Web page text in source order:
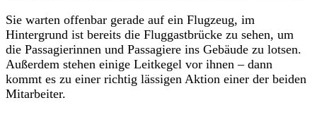
Sie warten offenbar gerade auf ein Flugzeug, im
Hintergrund ist bereits die Fluggastbrücke zu sehen, um
die Passagierinnen und Passagiere ins Gebäude zu lotsen.
Außerdem stehen einige Leitkegel vor ihnen – dann
kommt es zu einer richtig lässigen Aktion einer der beiden
Mitarbeiter.